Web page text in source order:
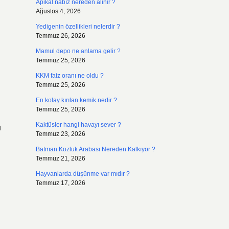
Apikal nabız nereden alınır ?
Ağustos 4, 2026
Yedigenin özellikleri nelerdir ?
Temmuz 26, 2026
Mamul depo ne anlama gelir ?
Temmuz 25, 2026
KKM faiz oranı ne oldu ?
Temmuz 25, 2026
En kolay kırılan kemik nedir ?
Temmuz 25, 2026
Kaktüsler hangi havayı sever ?
Temmuz 23, 2026
Batman Kozluk Arabası Nereden Kalkıyor ?
Temmuz 21, 2026
Hayvanlarda düşünme var mıdır ?
Temmuz 17, 2026